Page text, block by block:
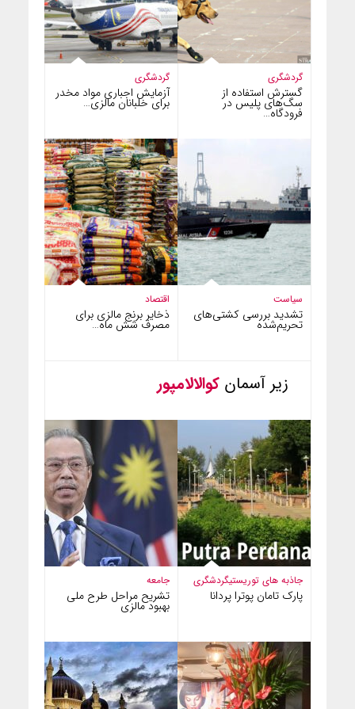
گردشگری
آزمایش اجباری مواد مخدر
برای خلبانان مالزی…
گردشگری
گسترش استفاده از
سگ‌های پلیس در
فرودگاه…
اقتصاد
ذخایر برنج مالزی برای
مصرف شش ماه…
سیاست
تشدید بررسی کشتی‌های
تحریم‌شده
زیر آسمان کوالالامپور
جامعه
تشریح مراحل طرح ملی
بهبود مالزی
جاذبه های توریستیگردشگری
پارک تامان پوترا پردانا